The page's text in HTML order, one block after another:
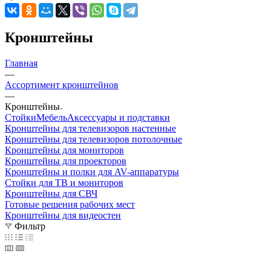
Кронштейны
Главная
—
Ассортимент кронштейнов
—
Кронштейны
СтойкиМебельАксессуары и подставки
Кронштейны для телевизоров настенные
Кронштейны для телевизоров потолочные
Кронштейны для мониторов
Кронштейны для проекторов
Кронштейны и полки для AV-аппаратуры
Стойки для ТВ и мониторов
Кронштейны для СВЧ
Готовые решения рабочих мест
Кронштейны для видеостен
Фильтр